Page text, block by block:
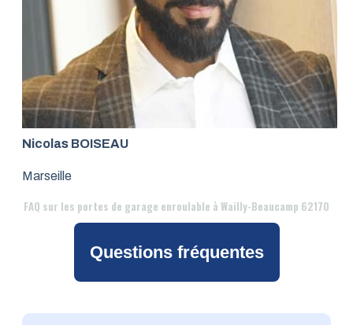
Nicolas BOISEAU
Marseille
FAQ sur les portes de garage enroulable à Wailly-Beaucamp 62170
Questions fréquentes